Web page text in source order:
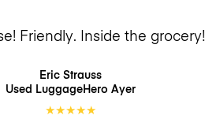
Friendly. Inside the grocery!
Eric Strauss
Used LuggageHero Ayer
★★★★★